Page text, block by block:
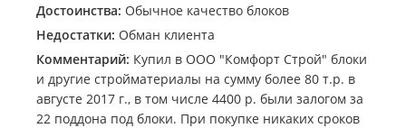
Достоинства: Обычное качество блоков
Недостатки: Обман клиента
Комментарий: Купил в ООО "Комфорт Строй" блоки
и другие стройматериалы на сумму более 80 т.р. в
августе 2017 г., в том числе 4400 р. были залогом за
22 поддона под блоки. При покупке никаких сроков